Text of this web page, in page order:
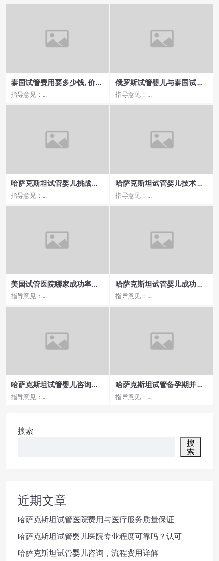
泰国试管费用要多少钱, 价格
排行榜及线上咨询推荐
指导意见：...
俄罗斯试管婴儿与泰国试管
婴儿费用及医院选择建议
指导意见：...
哈萨克斯坦试管婴儿挑战与
收获
指导意见：...
哈萨克斯坦试管婴儿技术发
展前景展望
指导意见：...
美国试管医院哪家成功率最
高，助您圆梦生子？
指导意见：...
哈萨克斯坦试管婴儿成功率
分析及对比
指导意见：...
哈萨克斯坦试管婴儿咨询，
费用与保障
指导意见：...
哈萨克斯坦试管备孕期并发
症预防
指导意见：...
搜索
搜
索
近期文章
哈萨克斯坦试管医院费用与医疗服务质量保证
哈萨克斯坦试管婴儿医院专业程度可靠吗？认可
哈萨克斯坦试管婴儿咨询，流程费用详解